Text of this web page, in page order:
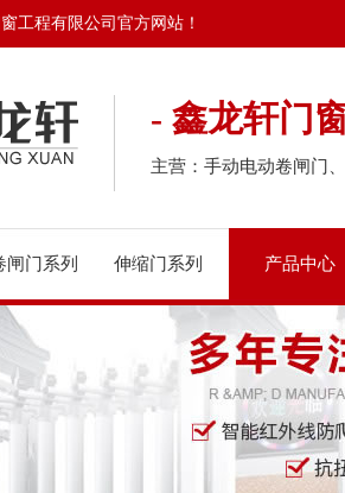
工程有限公司官方网站！
- 鑫龙轩门
主营：手动电动卷闸门
闸门系列 伸缩门系列 产品中心